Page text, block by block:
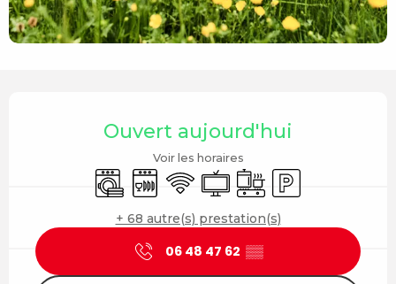
Ouvert aujourd'hui
Voir les horaires
Lave lingeLave vaisselle
WiFi TélévisionPlaque de cuisson
Parking
+ 68 autre(s) prestation(s)
06 48 47 62 ▒▒